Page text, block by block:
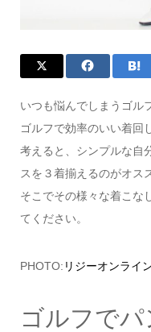
いつも悩んでしまうゴル
ゴルフで効率のいい着回
考えると、シンプルな自
スを３着揃えるのがオス
そこでその様々な着こな
てください。
PHOTO: リジーオンライ
ゴルフで